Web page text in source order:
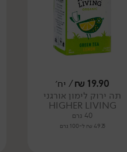
19.90
₪/ יח׳
תה ירוק לימון אורגני
HIGHER LIVING
40 גרם
49.75 ₪ ל-100 גרם